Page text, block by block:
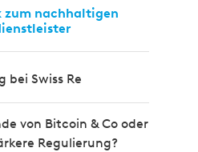
zum nachhaltigen
bei Swiss Re
von Bitcoin & Co oder
Regulierung?